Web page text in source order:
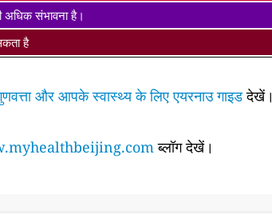
अधिक संभावना है।
है
और आपके स्वास्थ्य के लिए एयरनाउ गाइडदेखें।
ब्लॉग देखें।